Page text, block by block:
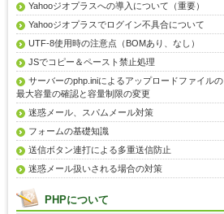
Yahooジオプラスへの導入について（重要）
Yahooジオプラスでログイン不具合について
UTF-8使用時の注意点（BOMあり、なし）
JSでコピー＆ペースト禁止処理
サーバーのphp.iniによるアップロードファイルの
最大容量の確認と容量制限の変更
迷惑メール、スパムメール対策
フォームの基礎知識
送信ボタン連打による多重送信防止
迷惑メール扱いされる場合の対策
PHPについて